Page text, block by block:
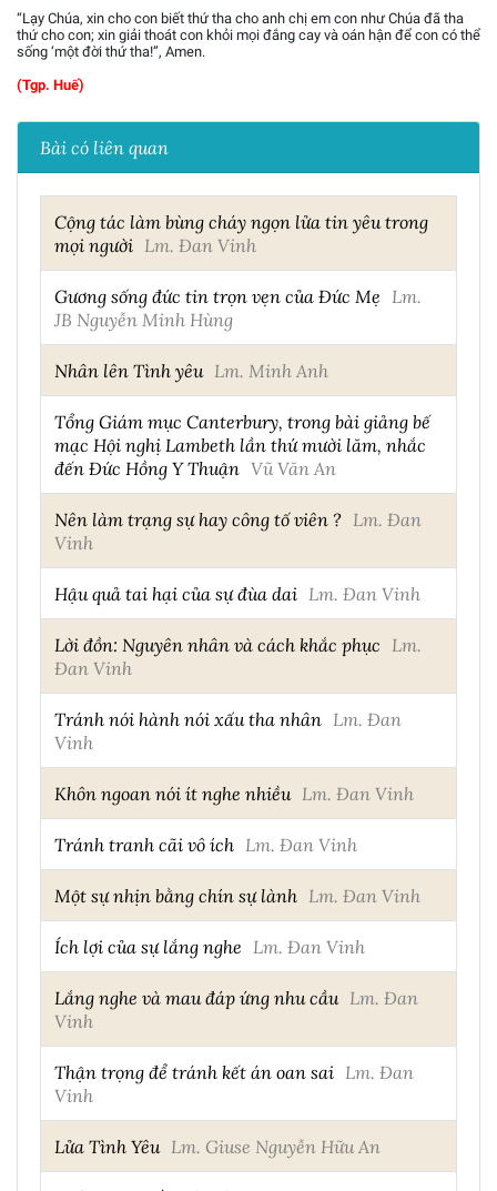
“Lạy Chúa, xin cho con biết thứ tha cho anh chị em con như Chúa đã tha
thứ cho con; xin giải thoát con khỏi mọi đắng cay và oán hận để con có thể
sống ‘một đời thứ tha!”, Amen.
(Tgp. Huế)
Bài có liên quan
Cộng tác làm bùng cháy ngọn lửa tin yêu trong
mọi người Lm. Đan Vinh
Gương sống đức tin trọn vẹn của Đức Mẹ Lm.
JB Nguyễn Minh Hùng
Nhân lên Tình yêu Lm. Minh Anh
Tổng Giám mục Canterbury, trong bài giảng bế
mạc Hội nghị Lambeth lần thứ mười lăm, nhắc
đến Đức Hồng Y Thuận Vũ Văn An
Nên làm trạng sự hay công tố viên ? Lm. Đan
Vinh
Hậu quả tai hại của sự đùa dai Lm. Đan Vinh
Lời đồn: Nguyên nhân và cách khắc phục Lm.
Đan Vinh
Tránh nói hành nói xấu tha nhân Lm. Đan
Vinh
Khôn ngoan nói ít nghe nhiều Lm. Đan Vinh
Tránh tranh cãi vô ích Lm. Đan Vinh
Một sự nhịn bằng chín sự lành Lm. Đan Vinh
Ích lợi của sự lắng nghe Lm. Đan Vinh
Lắng nghe và mau đáp ứng nhu cầu Lm. Đan
Vinh
Thận trọng để tránh kết án oan sai Lm. Đan
Vinh
Lửa Tình Yêu Lm. Giuse Nguyễn Hữu An